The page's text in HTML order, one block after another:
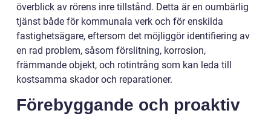
överblick av rörens inre tillstånd. Detta är en oumbärlig
tjänst både för kommunala verk och för enskilda
fastighetsägare, eftersom det möjliggör identifiering av
en rad problem, såsom förslitning, korrosion,
främmande objekt, och rotintrång som kan leda till
kostsamma skador och reparationer.
Förebyggande och proaktiv